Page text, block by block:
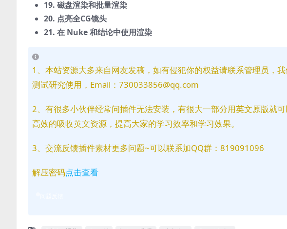
19. 磁盘渲染和批量渲染
20. 点亮全CG镜头
21. 在 Nuke 和结论中使用渲染
1、本站资源大多来自网友发稿，如有侵犯你的权益请联系管理员，
测试研究使用，Email：730033856@qq.com
2、有很多小伙伴经常问插件无法安装，有很大一部分用英文原版就
高效的吸收英文资源，提高大家的学习效率和学习效果。
3、交流反馈插件素材更多问题~可以联系加QQ群：819091096
解压密码点击查看